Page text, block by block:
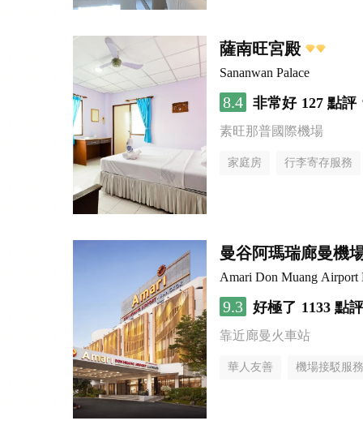
薩南旺宮殿
Sananwan Palace
8.4 非常好 127 點評
素旺那普國際機場
家庭房 行李寄存服務
曼谷阿瑪瑞廊曼機
Amari Don Muang Airport
9.3 好極了 1133 點評
靠近廊曼火車站
華人友善 機場接駁服務